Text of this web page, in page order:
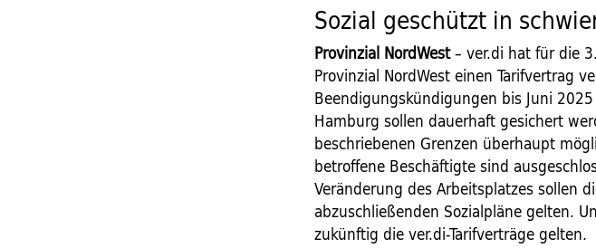
Sozial geschützt in
Provinzial NordWest– ver.di hat für die
Provinzial NordWest einen Tarifvertrag
Beendigungskündigungen bis Juni
Hamburg sollen dauerhaft gesichert
beschriebenen Grenzen überhaupt
betroffene Beschäftigte sind
Veränderung des Arbeitsplatzes sollen
abzuschließenden Sozialpläne gelten.
zukünftig die ver.di-Tarifverträge gelten.